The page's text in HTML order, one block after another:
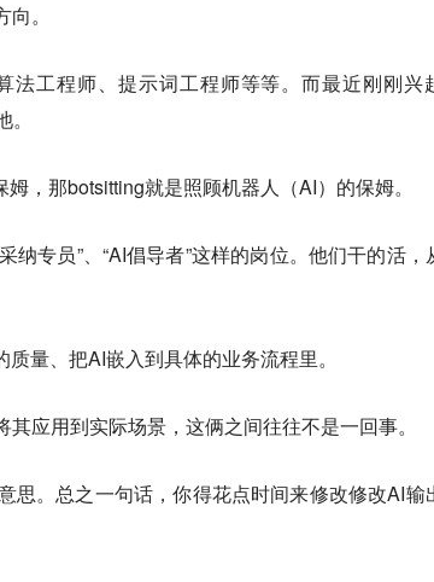
。
法工程师、提示词工程师等等。而最近刚刚兴
，那botsitting就是照顾机器人（AI）的保姆。
纳专员”、“AI倡导者”这样的岗位。他们干的活，
量、把AI嵌入到具体的业务流程里。
应用到实际场景，这俩之间往往不是一回事。
思。总之一句话，你得花点时间来修改修改AI输